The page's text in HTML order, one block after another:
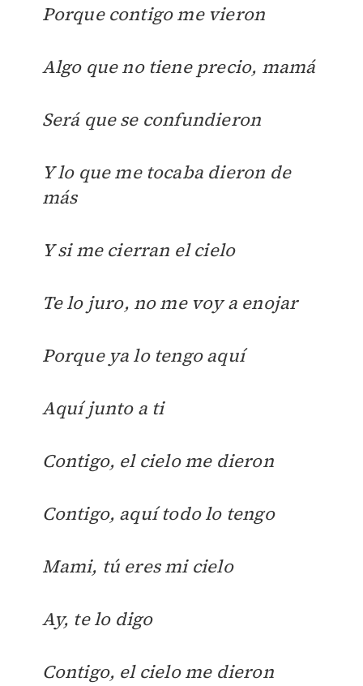
Porque contigo me vieron
Algo que no tiene precio, mamá
Será que se confundieron
Y lo que me tocaba dieron de
más
Y si me cierran el cielo
Te lo juro, no me voy a enojar
Porque ya lo tengo aquí
Aquí junto a ti
Contigo, el cielo me dieron
Contigo, aquí todo lo tengo
Mami, tú eres mi cielo
Ay, te lo digo
Contigo, el cielo me dieron